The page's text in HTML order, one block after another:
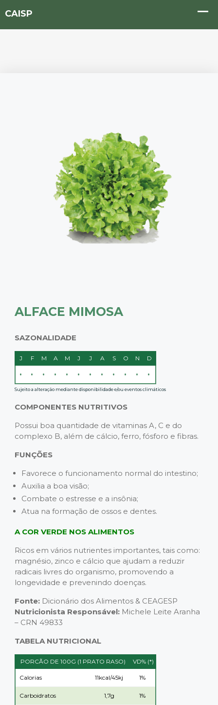
ALFACE MIMOSA
SAZONALIDADE
J F M A M J J A S O N D
• • • • • • • • • • • •
Sujeito a alteração mediante disponibilidade e/ou eventos climáticos
COMPONENTES NUTRITIVOS
Possui boa quantidade de vitaminas A, C e do
complexo B, além de cálcio, ferro, fósforo e fibras.
FUNÇÕES
Favorece o funcionamento normal do intestino;
Auxilia a boa visão;
Combate o estresse e a insônia;
Atua na formação de ossos e dentes.
A COR VERDE NOS ALIMENTOS
Ricos em vários nutrientes importantes, tais como:
magnésio, zinco e cálcio que ajudam a reduzir
radicais livres do organismo, promovendo a
longevidade e prevenindo doenças.
Fonte: Dicionário dos Alimentos & CEAGESP
Nutricionista Responsável: Michele Leite Aranha
– CRN 49833
TABELA NUTRICIONAL
PORCÃO DE 100G (1 PRATO RASO) VD% (*)
Calorias 11kcal/45kj 1%
Carboidratos 1,7g 1%